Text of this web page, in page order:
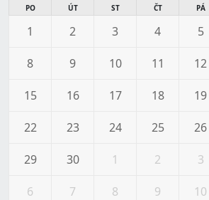
PO ÚT ST ČT PÁ
1 2 3 4 5
8 9 10 11 12
15 16 17 18 19
22 23 24 25 26
29 30 1 2 3
6 7 8 9 10